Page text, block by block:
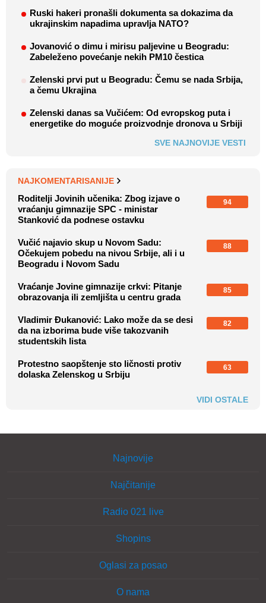
Ruski hakeri pronašli dokumenta sa dokazima da
ukrajinskim napadima upravlja NATO?
Jovanović o dimu i mirisu paljevine u Beogradu:
Zabeleženo povećanje nekih PM10 čestica
Zelenski prvi put u Beogradu: Čemu se nada Srbija,
a čemu Ukrajina
Zelenski danas sa Vučićem: Od evropskog puta i
energetike do moguće proizvodnje dronova u Srbiji
SVE NAJNOVIJE VESTI
NAJKOMENTARISANIJE
Roditelji Jovinih učenika: Zbog izjave o
vraćanju gimnazije SPC - ministar
Stanković da podnese ostavku
94
Vučić najavio skup u Novom Sadu:
Očekujem pobedu na nivou Srbije, ali i u
Beogradu i Novom Sadu
88
Vraćanje Jovine gimnazije crkvi: Pitanje
obrazovanja ili zemljišta u centru grada
85
Vladimir Đukanović: Lako može da se desi
da na izborima bude više takozvanih
studentskih lista
82
Protestno saopštenje sto ličnosti protiv
dolaska Zelenskog u Srbiju
63
VIDI OSTALE
Najnovije
Najčitanije
Radio 021 live
Shopins
Oglasi za posao
O nama